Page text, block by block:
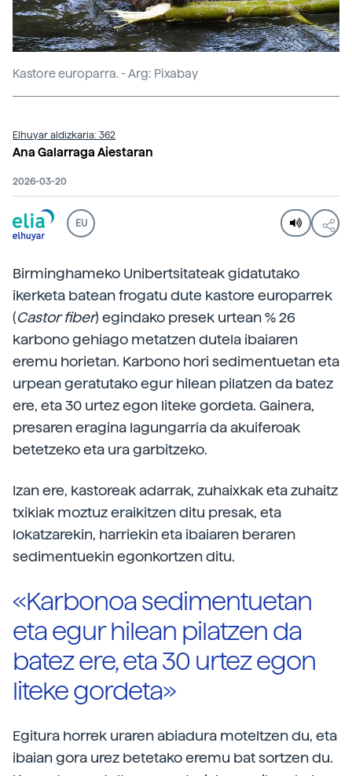
Kastore europarra. - Arg: Pixabay
Elhuyar aldizkaria: 362
Ana Galarraga Aiestaran
2026-03-20
EU
Birminghameko Unibertsitateak gidatutako
ikerketa batean frogatu dute kastore europarrek
(Castor fiber) egindako presek urtean % 26
karbono gehiago metatzen dutela ibaiaren
eremu horietan. Karbono hori sedimentuetan eta
urpean geratutako egur hilean pilatzen da batez
ere, eta 30 urtez egon liteke gordeta. Gainera,
presaren eragina lagungarria da akuiferoak
betetzeko eta ura garbitzeko.
Izan ere, kastoreak adarrak, zuhaixkak eta zuhaitz
txikiak moztuz eraikitzen ditu presak, eta
lokatzarekin, harriekin eta ibaiaren beraren
sedimentuekin egonkortzen ditu.
«Karbonoa sedimentuetan
eta egur hilean pilatzen da
batez ere, eta 30 urtez egon
liteke gordeta»
Egitura horrek uraren abiadura moteltzen du, eta
ibaian gora urez betetako eremu bat sortzen du.